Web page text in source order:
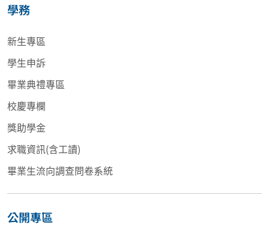
學務
新生專區
學生申訴
畢業典禮專區
校慶專欄
獎助學金
求職資訊(含工讀)
畢業生流向調查問卷系統
公開專區